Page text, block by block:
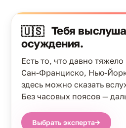
🇺🇸 Тебя
осуждения.
Есть то, что давно тяжело
Сан-Франциско, Нью-
здесь можно сказать
Без часовых поясов —
Выбрать эксперта→